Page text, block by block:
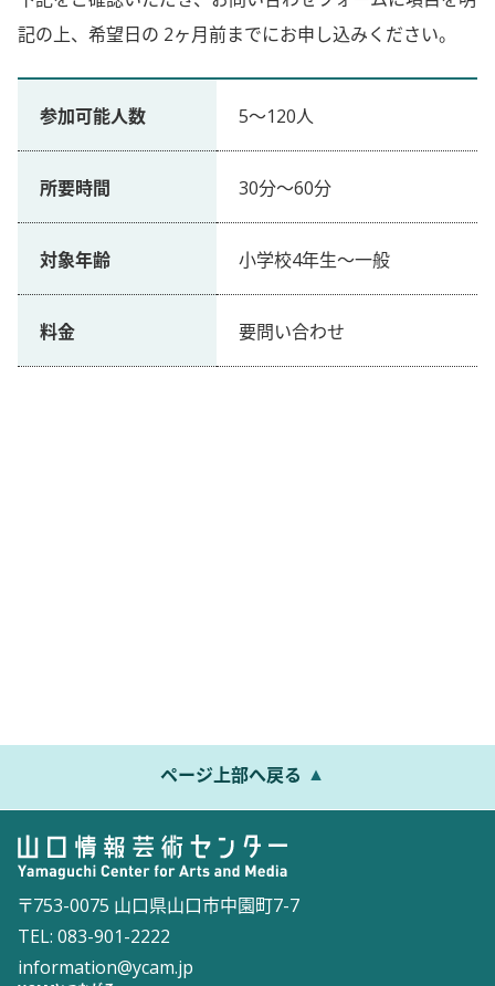
記の上、希望日の 2ヶ月前までにお申し込みください。
参加可能人数 5～120人
所要時間 30分〜60分
対象年齢 小学校4年生〜一般
料金 要問い合わせ
ページ上部へ戻る
〒753-0075 山口県山口市中園町7-7
TEL: 083-901-2222
information@ycam.jp